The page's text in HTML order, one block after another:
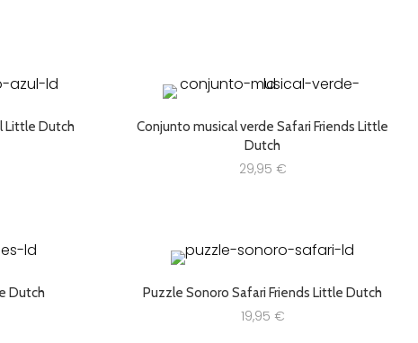
Little Dutch
Conjunto musical verde Safari Friends Little
Dutch
29,95 €
Dutch Puzzle Sonoro Safari Friends Little Dutch
19,95 €